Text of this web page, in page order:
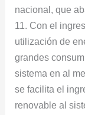
nacional, que
11. Con el
utilización de
grandes
sistema en al
se facilita el
renovable al